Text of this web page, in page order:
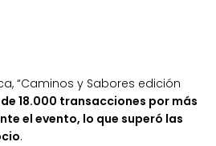
“Caminos y Sabores edición
18.000 transacciones por más
el evento, lo que superó las
.